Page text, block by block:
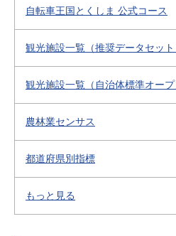
自転車王国とくしま 公式コース
観光施設一覧（推奨データセット
観光施設一覧（自治体標準オープ
農林業センサス
都道府県別指標
もっと見る